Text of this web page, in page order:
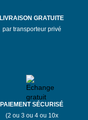
LIVRAISON GRATUITE
par transporteur privé
PAIEMENT SÉCURISÉ
(2 ou 3 ou 4 ou 10x